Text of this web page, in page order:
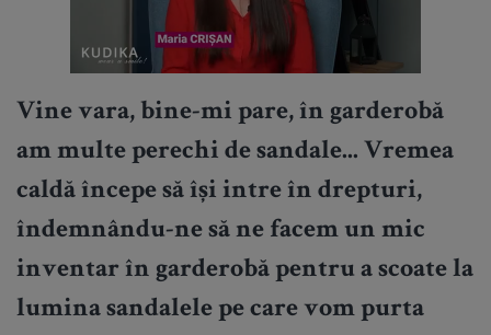
Vine vara, bine-mi pare, în garderobă
am multe perechi de sandale... Vremea
caldă începe să își intre în drepturi,
îndemnându-ne să ne facem un mic
inventar în garderobă pentru a scoate la
lumina sandalele pe care vom purta